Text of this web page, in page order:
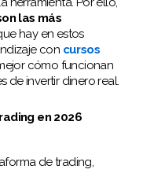
las más
hay en estos
con cursos
cómo funcionan
de invertir dinero real.
en 2026
de trading,